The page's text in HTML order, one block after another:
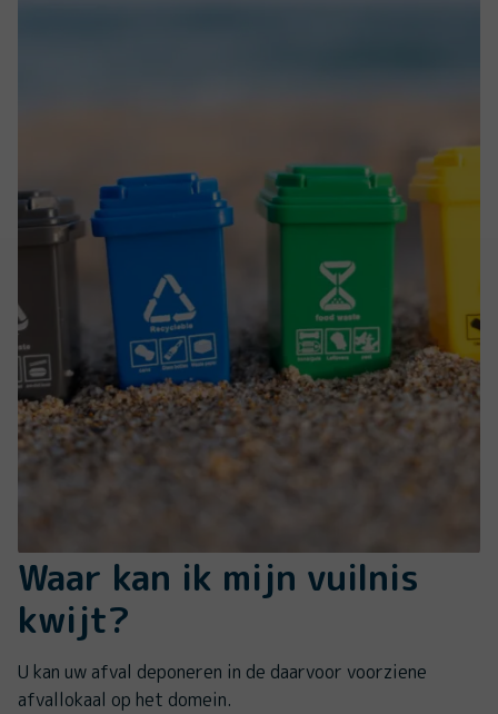
Waar kan ik mijn vuilnis
kwijt?
U kan uw afval deponeren in de daarvoor voorziene
afvallokaal op het domein.